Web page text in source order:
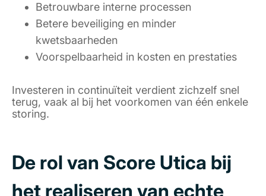
Betrouwbare interne processen
Betere beveiliging en minder
kwetsbaarheden
Voorspelbaarheid in kosten en prestaties
Investeren in continuïteit verdient zichzelf snel
terug, vaak al bij het voorkomen van één enkele
storing.
De rol van Score Utica bij
het realiseren van echte